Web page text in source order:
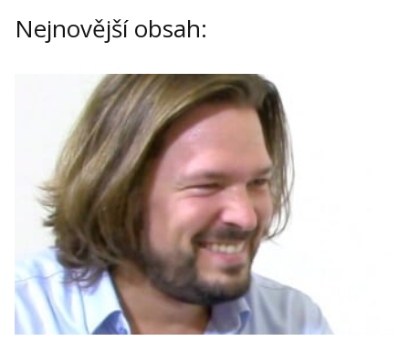
Inzerce
Přihlášení
Kontakt
Obchodní podmínky
Hledaná fráze
Nejnovější obsah: